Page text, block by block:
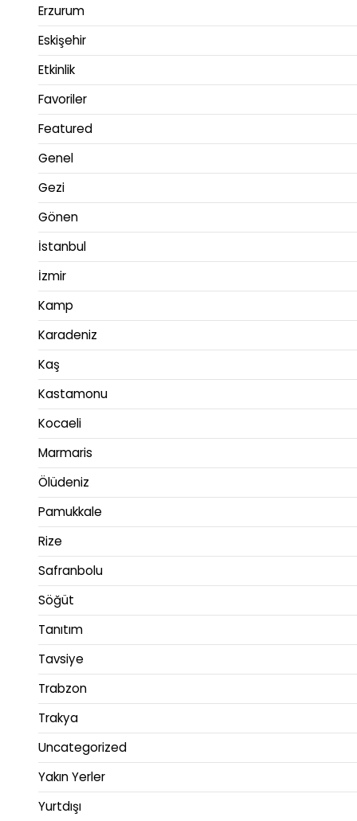
Erzurum
Eskişehir
Etkinlik
Favoriler
Featured
Genel
Gezi
Gönen
İstanbul
İzmir
Kamp
Karadeniz
Kaş
Kastamonu
Kocaeli
Marmaris
Ölüdeniz
Pamukkale
Rize
Safranbolu
Söğüt
Tanıtım
Tavsiye
Trabzon
Trakya
Uncategorized
Yakın Yerler
Yurtdışı